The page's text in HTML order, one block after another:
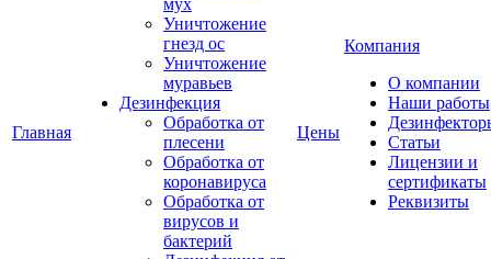
Главная
мух
Уничтожение
гнезд ос
Уничтожение
муравьев
Дезинфекция
Обработка от
плесени
Обработка от
коронавируса
Обработка от
вирусов и
бактерий
Цены
Компания
О компании
Наши работы
Статьи
Лицензии и
сертификаты
Реквизиты